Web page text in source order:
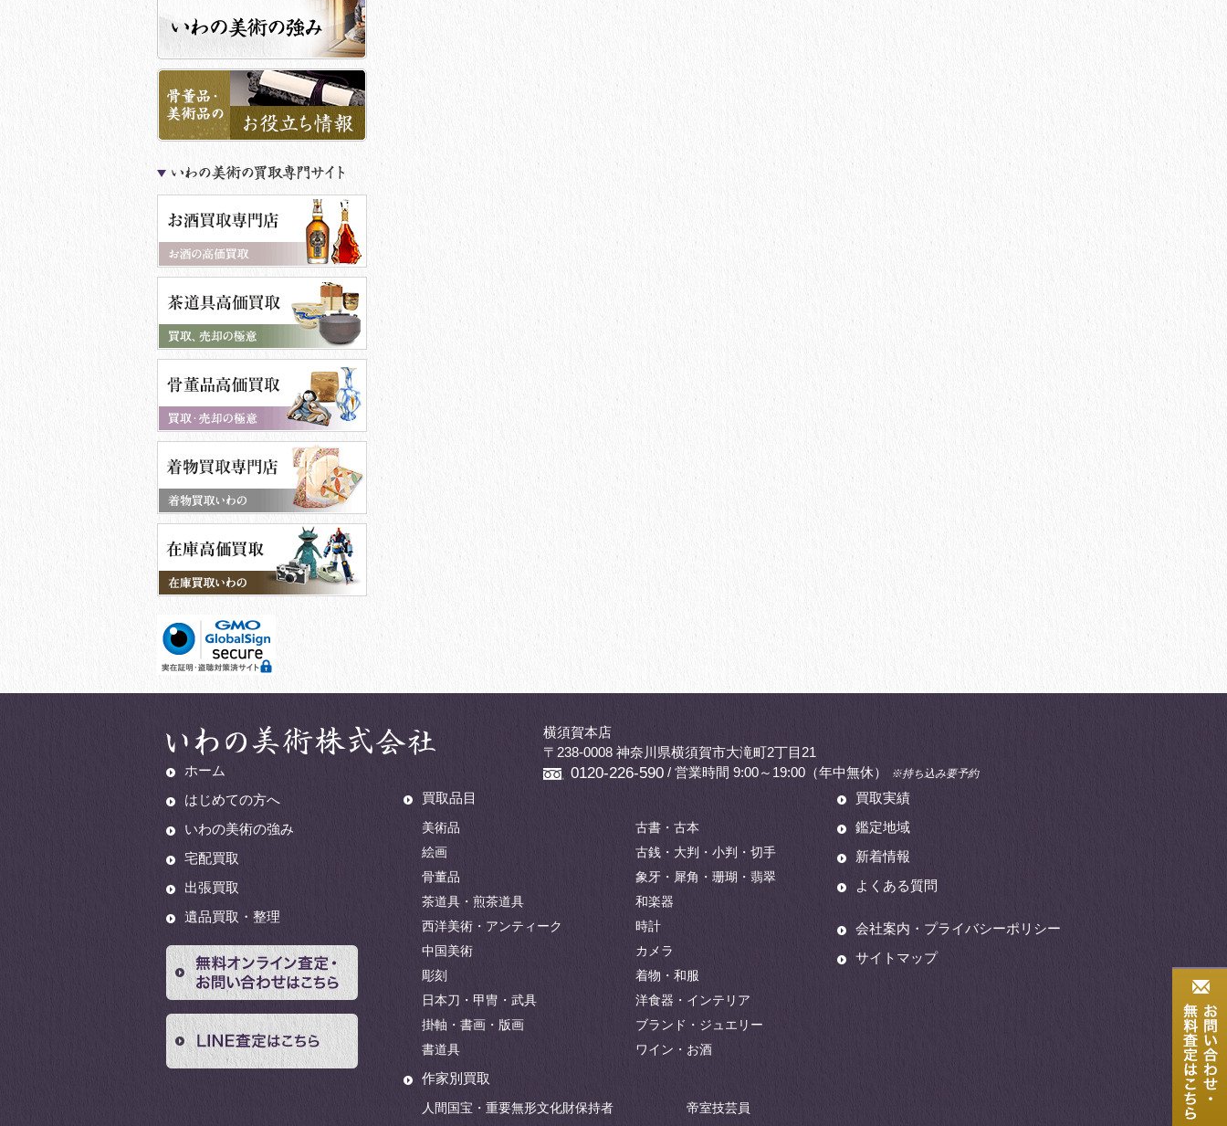
横須賀本店
〒238-0008 神奈川県横須賀市大滝町2丁目21
0120-226-590 / 営業時間 9:00～19:00（年中無休） ※持ち込み要予約
ホーム
はじめての方へ
いわの美術の強み
宅配買取
出張買取
遺品買取・整理
買取品目
美術品
絵画
骨董品
茶道具・煎茶道具
西洋美術・アンティーク
中国美術
彫刻
日本刀・甲冑・武具
掛軸・書画・版画
書道具
古書・古本
古銭・大判・小判・切手
象牙・犀角・珊瑚・翡翠
和楽器
時計
カメラ
着物・和服
洋食器・インテリア
ブランド・ジュエリー
ワイン・お酒
買取実績
鑑定地域
新着情報
よくある質問
会社案内・プライバシーポリシー
サイトマップ
作家別買取
人間国宝・重要無形文化財保持者
帝室技芸員